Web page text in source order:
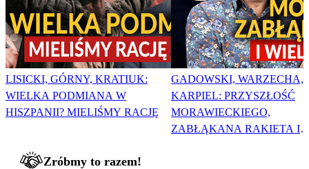
LISICKI, GÓRNY, KRATIUK:
WIELKA PODMIANA W
HISZPANII? MIELIŚMY RACJĘ
GADOWSKI, WARZECHA,
KARPIEL: PRZYSZŁOŚĆ
MORAWIECKIEGO,
ZABŁĄKANA RAKIETA I
Zróbmy to razem!